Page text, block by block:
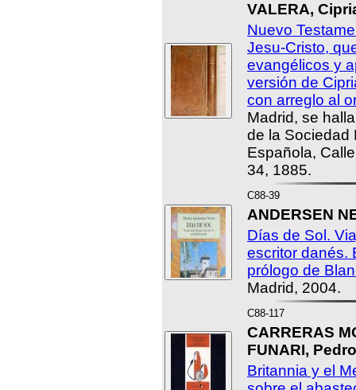
VALERA,
Nuevo
Jesu-Cristo,
evangélicos y
versión de
con arreglo al
Madrid, se
de la Sociedad
Española,
34, 1885.
C88-39
ANDERSEN
Días de Sol.
escritor danés.
prólogo de
Madrid, 2004.
C88-117
CARRERAS
FUNARI,
Britannia y el